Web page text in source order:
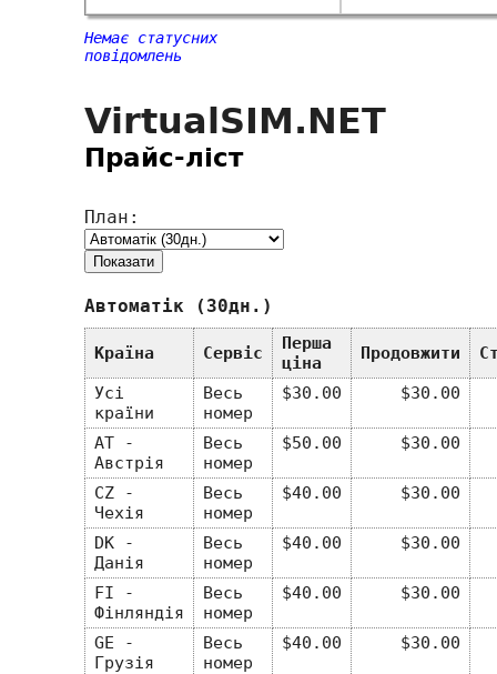
Немає статусних
повідомлень
VirtualSIM.NET
Прайс-ліст
План:
Автоматік (30дн.)
Країна Сервіс
Перша
ціна
Продовжити
Усі
країни
Весь
номер
$30.00 $30.00
AT -
Австрія
Весь
номер
$50.00 $30.00
CZ -
Чехія
Весь
номер
$40.00 $30.00
DK -
Данія
Весь
номер
$40.00 $30.00
FI -
Фінляндія
Весь
номер
$40.00 $30.00
GE -
Грузія
Весь
номер
$40.00 $30.00